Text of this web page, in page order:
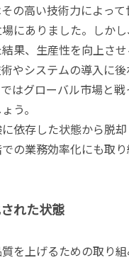
の高い技術力によっ
にありました。しか
果、生産性を向上さ
やシステムの導入に後
はグローバル市場と戦
う。
依存した状態から脱
の業務効率化にも取り
れた状態
を上げるための取り